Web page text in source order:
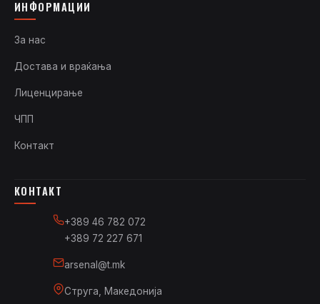
ИНФОРМАЦИИ
За нас
Достава и враќања
Лиценцирање
ЧПП
Контакт
КОНТАКТ
+389 46 782 072
+389 72 227 671
arsenal@t.mk
Струга, Македонија